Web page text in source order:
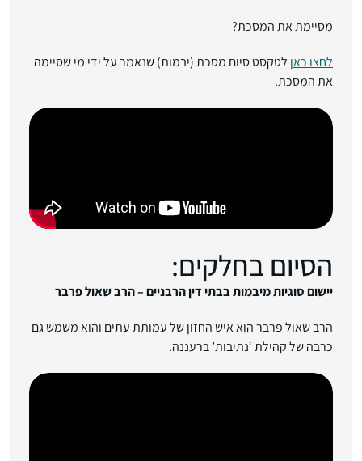
מסיימת את המסכת?
לחצו כאן לטקסט סיום מסכת (יבמות) שנאמר על ידי מי שסיימה
את המסכת.
הסיום בחלקים:
יישום סוגיות מיבמות בבתי דין הרבניים – הרב שאול פרבר
הרב שאול פרבר הוא איש החזון של עמותת עתים והוא משמש גם
כרבה של קהילת ‘נתיבות’ ברעננה.